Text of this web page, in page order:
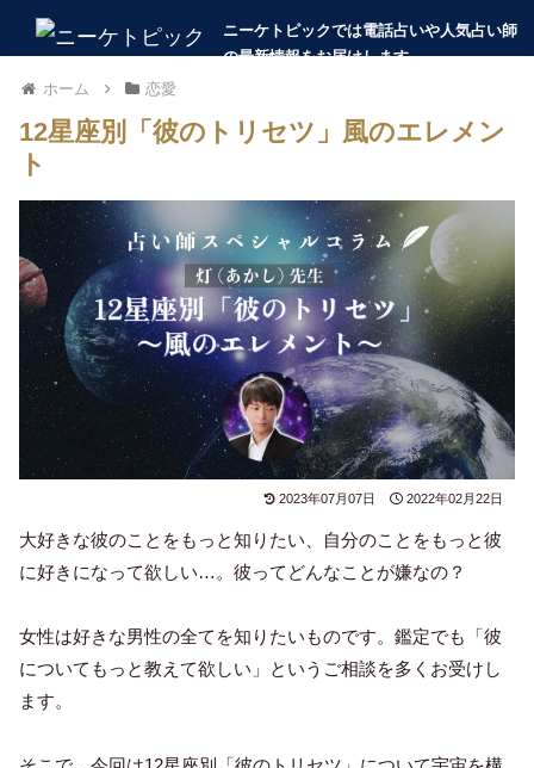
ホーム 恋愛
12星座別「彼のトリセツ」風のエレメン
ト
2023年07月07日 2022年02月22日
大好きな彼のことをもっと知りたい、自分のことをもっと彼
に好きになって欲しい…。彼ってどんなことが嫌なの？
女性は好きな男性の全てを知りたいものです。鑑定でも「彼
についてもっと教えて欲しい」というご相談を多くお受けし
ます。